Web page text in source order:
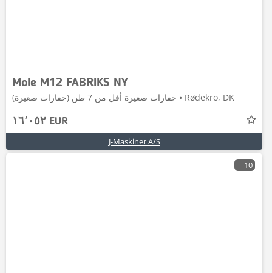
Mole M12 FABRIKS NY
حفارات صغيرة أقل من 7 طن (حفارات صغيرة) • Rødekro, DK
١٦٬٠٥٢ EUR
J-Maskiner A/S
10